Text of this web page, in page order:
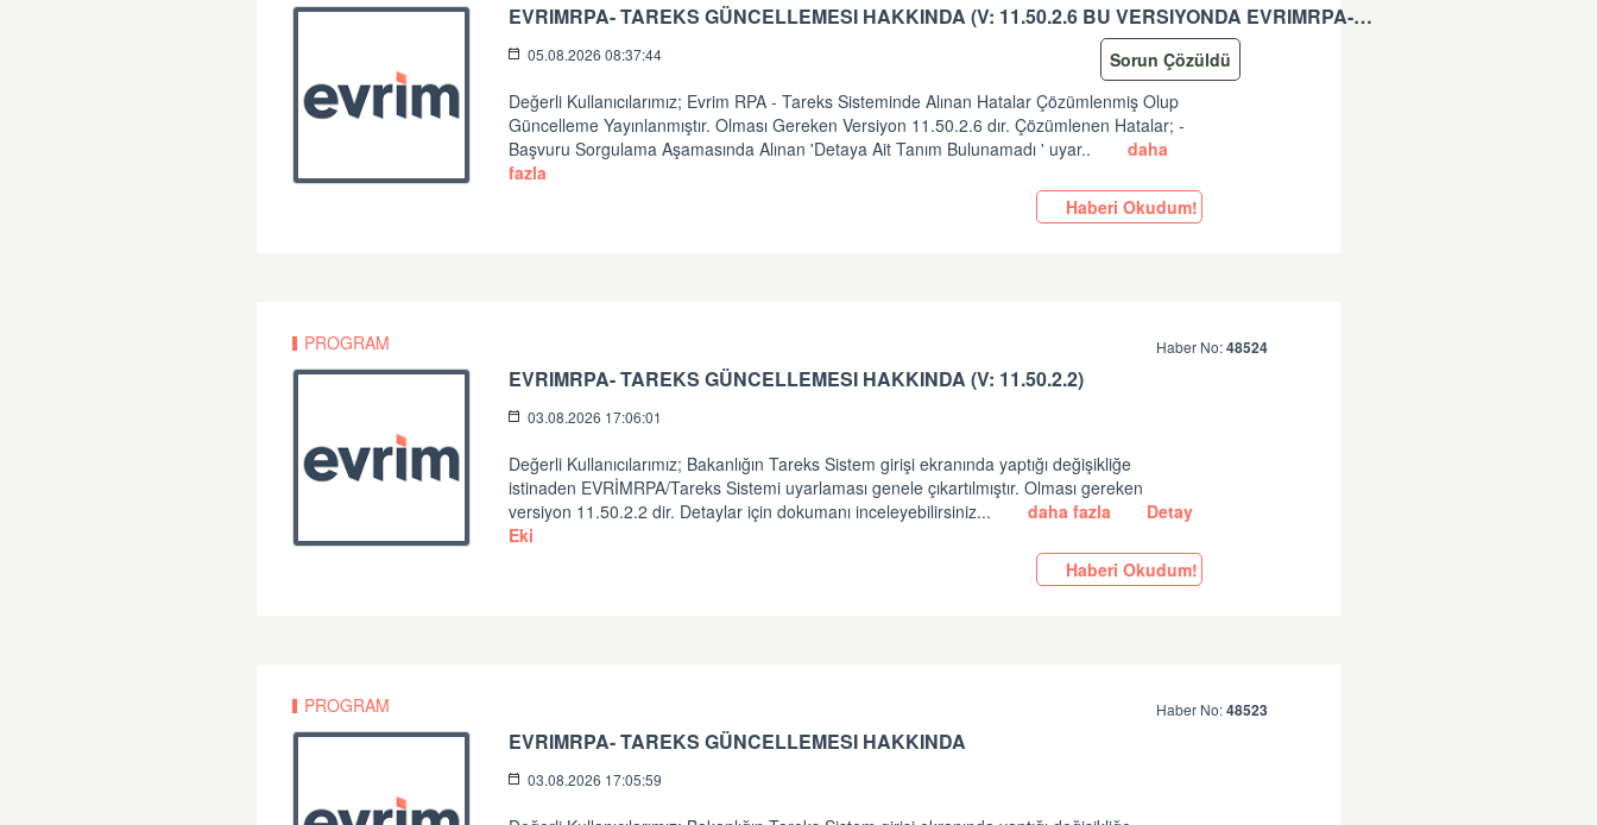
EVRIMRPA- TAREKS GÜNCELLEMESI HAKKINDA (V: 11.50.2.6 BU VERSIYONDA EVRIMRPA- TAREKS MODULÜNDE GÜNCELLEME YAPILMIŞTIR. )
05.08.2026 08:37:44
Sorun Çözüldü
Değerli Kullanıcılarımız; Evrim RPA - Tareks Sisteminde Alınan Hatalar Çözümlenmiş Olup
Güncelleme Yayınlanmıştır. Olması Gereken Versiyon 11.50.2.6 dır. Çözümlenen Hatalar; -
Başvuru Sorgulama Aşamasında Alınan 'Detaya Ait Tanım Bulunamadı ' uyar..
daha
fazla
Haberi Okudum!
PROGRAM Haber No:48524
EVRIMRPA- TAREKS GÜNCELLEMESI HAKKINDA (V: 11.50.2.2)
03.08.2026 17:06:01
Değerli Kullanıcılarımız; Bakanlığın Tareks Sistem girişi ekranında yaptığı değişikliğe
istinaden EVRİMRPA/Tareks Sistemi uyarlaması genele çıkartılmıştır. Olması gereken
versiyon 11.50.2.2 dir. Detaylar için dokumanı inceleyebilirsiniz...
daha fazla
Detay
Eki
Haberi Okudum!
PROGRAM Haber No:48523
EVRIMRPA- TAREKS GÜNCELLEMESI HAKKINDA
03.08.2026 17:05:59